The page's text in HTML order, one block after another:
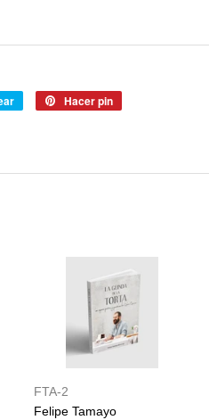
Tuitear Hacer pin
FTA-2
Felipe Tamayo